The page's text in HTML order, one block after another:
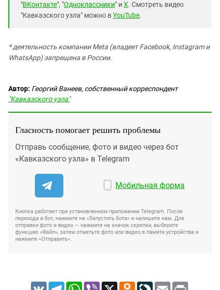
"ВКонтакте", "Одноклассники" и X. Смотреть видео
"Кавказского узла" можно вYouTube.
* деятельность компании Meta (владеет Facebook, Instagram и
WhatsApp) запрещена в России.
Автор: Георгий Ванеев, собственный корреспондент
"Кавказского узла"
Гласность помогает решить проблемы
Отправь сообщение, фото и видео через бот
«Кавказского узла» в Telegram
Мобильная форма
Кнопка работает при установленном приложении Telegram. После
перехода в бот, нажмите на «Запустить бота» и напишите нам. Для
отправки фото и видео — нажмите на значок скрепки, выберите
функцию «Файл», затем отметьте фото или видео в памяти устройства и
нажмите «Отправить».
VK TelegramWhatsApp
Viber X Odnoklassniki
LiveJournal
Email Print